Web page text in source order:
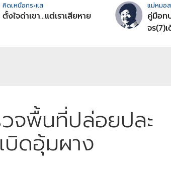
คิดเหนือกระแส
ตั้งใจด่าเขา...แต่เราเสียหาย
แม่หมอ
คู่มือท
จร(7)
จพื้นที่ปล่อยปละ
บิดอุ้มผาง